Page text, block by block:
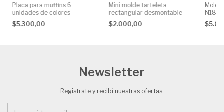
Placa para muffins 6
unidades de colores
$5.300,00
Mini molde tarteleta
rectangular desmontable
$2.000,00
N18
Newsletter
Registrate y recibí nuestras ofertas.